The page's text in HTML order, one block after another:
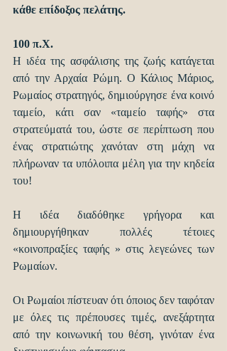
κάθε επίδοξος πελάτης.
100 π.Χ.
Η ιδέα της ασφάλισης της ζωής κατάγεται
από την Αρχαία Ρώμη. Ο Κάλιος Μάριος,
Ρωμαίος στρατηγός, δημιούργησε ένα κοινό
ταμείο, κάτι σαν «ταμείο ταφής» στα
στρατεύματά του, ώστε σε περίπτωση που
ένας στρατιώτης χανόταν στη μάχη να
πλήρωναν τα υπόλοιπα μέλη για την κηδεία
του!
Η ιδέα διαδόθηκε γρήγορα και
δημιουργήθηκαν πολλές τέτοιες
«κοινοπραξίες ταφής » στις λεγεώνες των
Ρωμαίων.
Οι Ρωμαίοι πίστευαν ότι όποιος δεν ταφόταν
με όλες τις πρέπουσες τιμές, ανεξάρτητα
από την κοινωνική του θέση, γινόταν ένα